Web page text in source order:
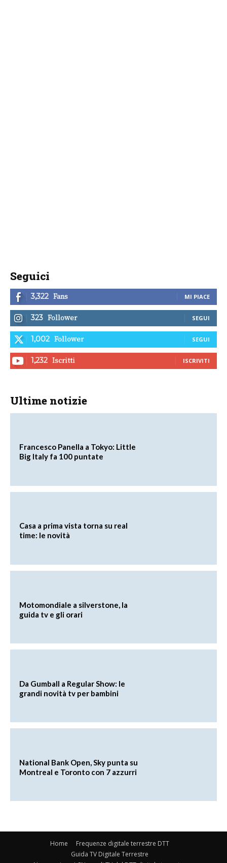
Seguici
3,322 Fans MI PIACE
323 Follower SEGUI
1,002 Follower SEGUI
1,232 Iscritti ISCRIVITI
Ultime notizie
Francesco Panella a Tokyo: Little
Big Italy fa 100 puntate
Casa a prima vista torna su real
time: le novità
Motomondiale a silverstone, la
guida tv e gli orari
Da Gumball a Regular Show: le
grandi novità tv per bambini
National Bank Open, Sky punta su
Montreal e Toronto con 7 azzurri
Home
Frequenze digitale terrestre DTT
Guida TV Digitale Terrestre